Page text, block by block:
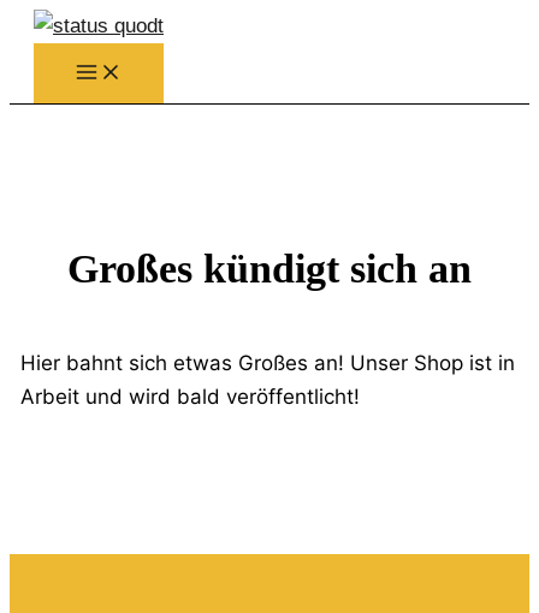
Zum
Inhalt
springen
Großes kündigt sich an
Hier bahnt sich etwas Großes an! Unser Shop ist in
Arbeit und wird bald veröffentlicht!